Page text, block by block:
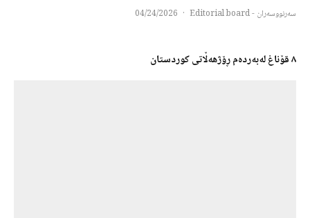
سەرنووسەران - Editorial board ·
04/24/2026
٨ قۆناغ لەبەردەم ڕۆژهەڵاتی کوردستان